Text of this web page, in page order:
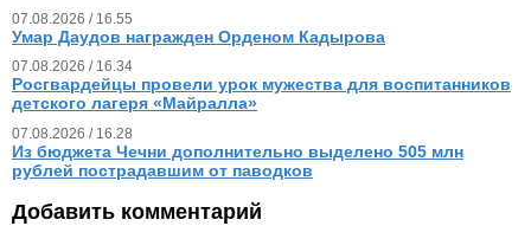
07.08.2026 / 16.55
Умар Даудов награжден Орденом Кадырова
07.08.2026 / 16.34
Росгвардейцы провели урок мужества для воспитанников
детского лагеря «Майралла»
07.08.2026 / 16.28
Из бюджета Чечни дополнительно выделено 505 млн
рублей пострадавшим от паводков
Добавить комментарий